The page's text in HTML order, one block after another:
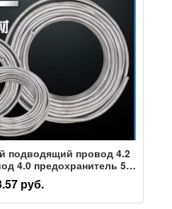
подводящий провод 4.2
4.0 предохранитель 5.0
свинцовая лента
объемный бытовой
стержень
руб.